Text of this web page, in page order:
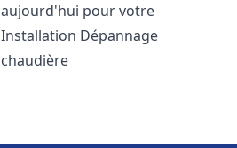
aujourd'hui pour votre
Installation Dépannage
chaudière